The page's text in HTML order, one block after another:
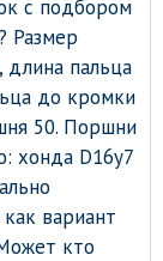
с подбором
Размер
длина пальца
до кромки
50. Поршни
хонда D16y7
вариант
кто